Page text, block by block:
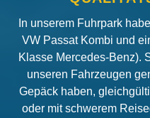
In unserem Fuhrpark
VW Passat Kombi und
Klasse Mercedes-Benz).
unseren Fahrzeugen
Gepäck haben,
oder mit schwerem